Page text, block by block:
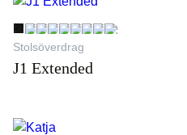
Stolsöverdrag
J1 Extended